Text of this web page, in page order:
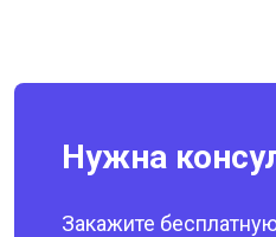
Нужна
Закажите